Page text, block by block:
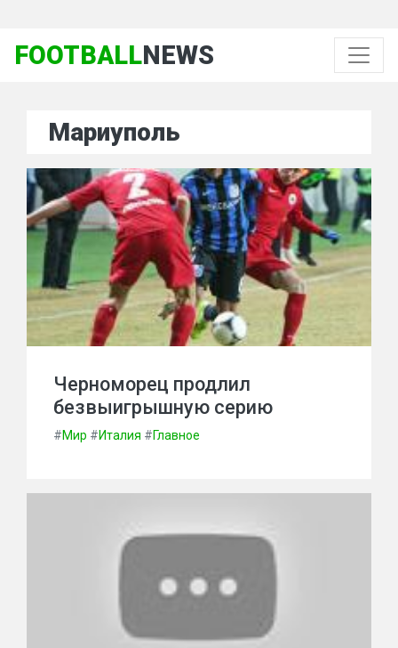
FOOTBALLNEWS
Мариуполь
Черноморец продлил
безвыигрышную серию
#Мир #Италия #Главное